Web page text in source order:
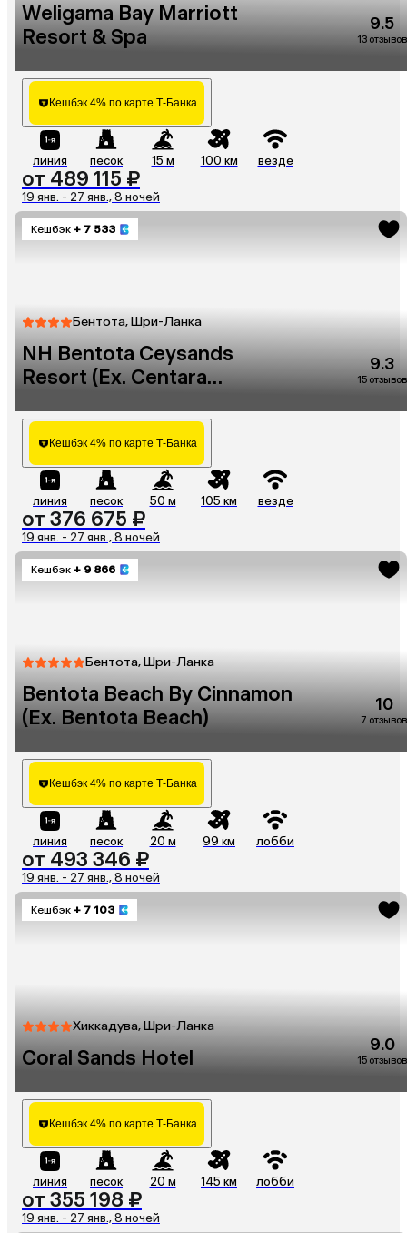
Weligama Bay Marriott
Resort & Spa
9.5
13 отзывов
Кешбэк 4% по карте Т-Банка
линия песок 15 м 100 км везде
от 489 115 ₽
19 янв. - 27 янв., 8 ночей
Кешбэк + 7 533
Бентота, Шри-Ланка
NH Bentota Ceysands
Resort (Ex. Centara
9.3
15 отзывов
Кешбэк 4% по карте Т-Банка
линия песок 50 м 105 км везде
от 376 675 ₽
19 янв. - 27 янв., 8 ночей
Кешбэк + 9 866
Бентота, Шри-Ланка
Bentota Beach By Cinnamon
(Ex. Bentota Beach)
10
7 отзывов
Кешбэк 4% по карте Т-Банка
линия песок 20 м 99 км лобби
от 493 346 ₽
19 янв. - 27 янв., 8 ночей
Кешбэк + 7 103
Хиккадува, Шри-Ланка
Coral Sands Hotel
9.0
15 отзывов
Кешбэк 4% по карте Т-Банка
линия песок 20 м 145 км лобби
от 355 198 ₽
19 янв. - 27 янв., 8 ночей